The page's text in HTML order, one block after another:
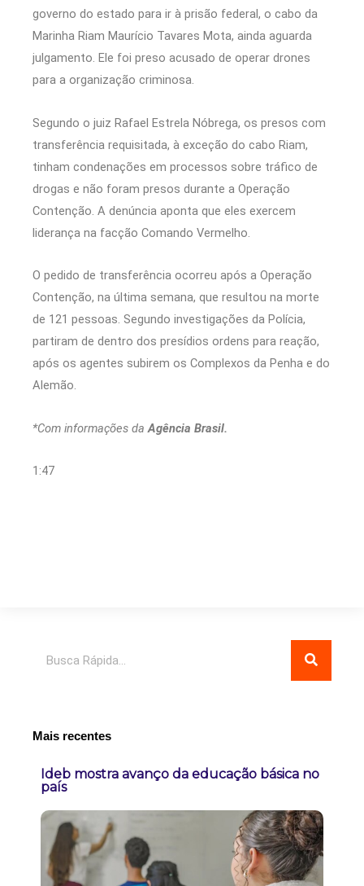
governo do estado para ir à prisão federal, o cabo da
Marinha Riam Maurício Tavares Mota, ainda aguarda
julgamento. Ele foi preso acusado de operar drones
para a organização criminosa.
Segundo o juiz Rafael Estrela Nóbrega, os presos com
transferência requisitada, à exceção do cabo Riam,
tinham condenações em processos sobre tráfico de
drogas e não foram presos durante a Operação
Contenção. A denúncia aponta que eles exercem
liderança na facção Comando Vermelho.
O pedido de transferência ocorreu após a Operação
Contenção, na última semana, que resultou na morte
de 121 pessoas. Segundo investigações da Polícia,
partiram de dentro dos presídios ordens para reação,
após os agentes subirem os Complexos da Penha e do
Alemão.
*Com informações da Agência Brasil.
1:47
Mais recentes
Ideb mostra avanço da educação básica no
país